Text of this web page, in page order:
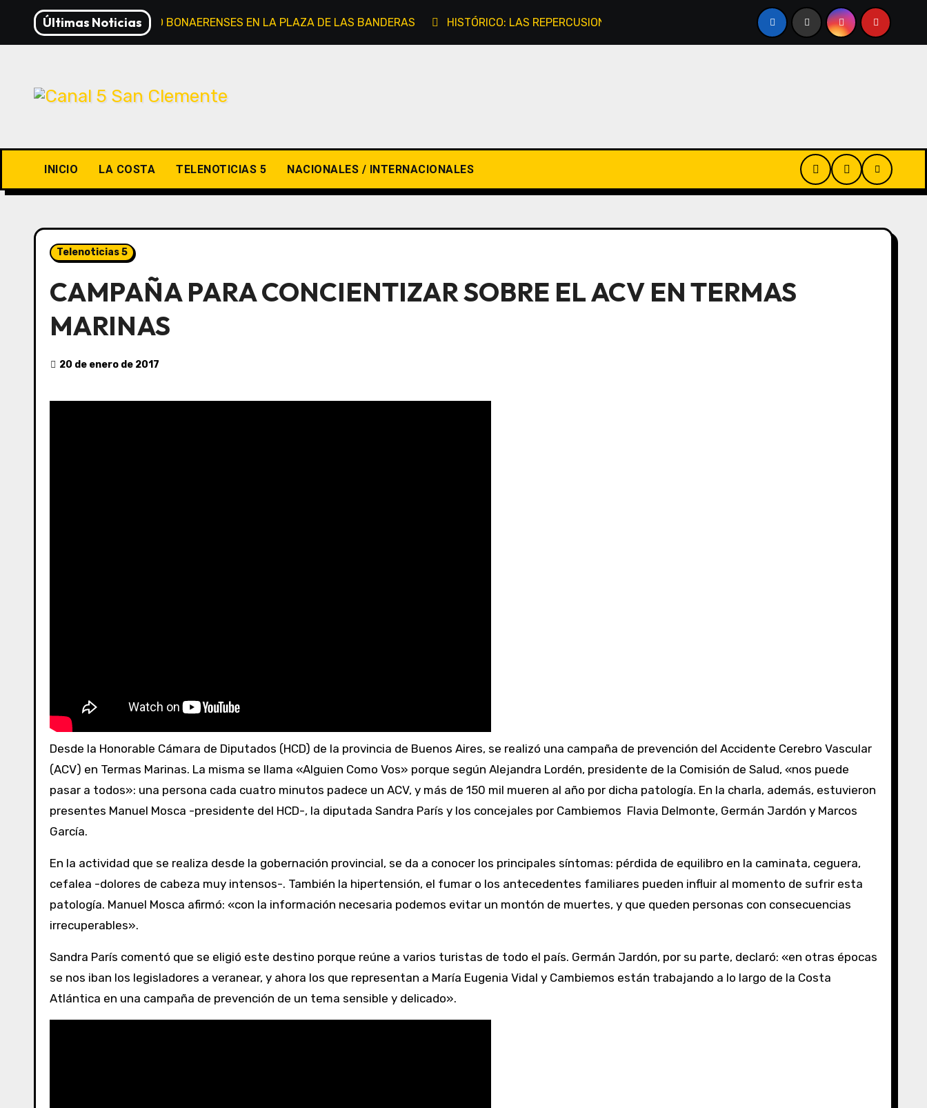
contenido
Últimas Noticias
FERIA DE MERCADO BONAERENSES EN LA PLAZA DE LAS BANDERAS HISTÓRICO: LAS REPERCUSIONES POLÍTICAS DE LA CONFIRMACIÓN DE LA VISITA DEL PAPA
INICIO LA COSTA TELENOTICIAS 5 NACIONALES / INTERNACIONALES
Telenoticias 5
CAMPAÑA PARA CONCIENTIZAR SOBRE EL ACV EN TERMAS
MARINAS
20 de enero de 2017
Desde la Honorable Cámara de Diputados (HCD) de la provincia de Buenos Aires, se realizó una campaña de prevención del Accidente Cerebro Vascular
(ACV) en Termas Marinas. La misma se llama «Alguien Como Vos» porque según Alejandra Lordén, presidente de la Comisión de Salud, «nos puede
pasar a todos»: una persona cada cuatro minutos padece un ACV, y más de 150 mil mueren al año por dicha patología. En la charla, además, estuvieron
presentes Manuel Mosca -presidente del HCD-, la diputada Sandra París y los concejales por Cambiemos Flavia Delmonte, Germán Jardón y Marcos
García.
En la actividad que se realiza desde la gobernación provincial, se da a conocer los principales síntomas: pérdida de equilibro en la caminata, ceguera,
cefalea -dolores de cabeza muy intensos-. También la hipertensión, el fumar o los antecedentes familiares pueden influir al momento de sufrir esta
patología. Manuel Mosca afirmó: «con la información necesaria podemos evitar un montón de muertes, y que queden personas con consecuencias
irrecuperables».
Sandra París comentó que se eligió este destino porque reúne a varios turistas de todo el país. Germán Jardón, por su parte, declaró: «en otras épocas
se nos iban los legisladores a veranear, y ahora los que representan a María Eugenia Vidal y Cambiemos están trabajando a lo largo de la Costa
Atlántica en una campaña de prevención de un tema sensible y delicado».